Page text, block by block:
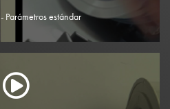
Parámetros estándar